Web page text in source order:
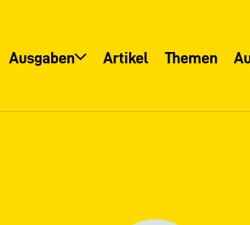
Ausgaben Artikel Themen